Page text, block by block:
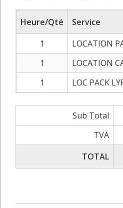
Heure/Qté Service
1
LOCATION
1
LOCATION
1
LOC PACK
Sub Total
TVA
TOTAL